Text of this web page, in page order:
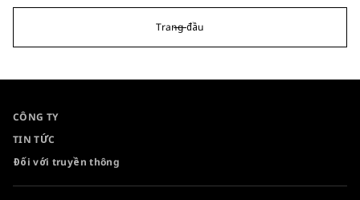
Trang đầu
CÔNG TY
TIN TỨC
Đối với truyền thông